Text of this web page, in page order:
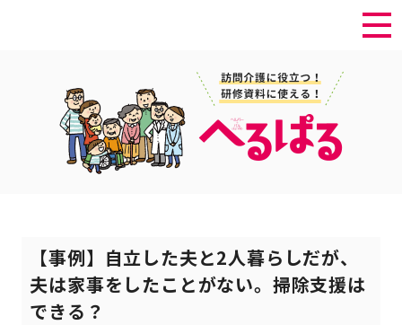
【事例】自立した夫と2人暮らしだが、
夫は家事をしたことがない。掃除支援は
できる？